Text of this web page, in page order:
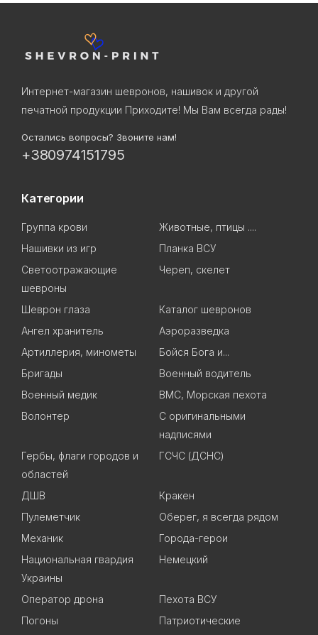
Интернет-магазин шевронов, нашивок и другой
печатной продукции Приходите! Мы Вам всегда рады!
Остались вопросы? Звоните нам!
+380974151795
Категории
Группа крови
Животные, птицы ....
Нашивки из игр
Планка ВСУ
Светоотражающие
шевроны
Череп, скелет
Шеврон глаза
Каталог шевронов
Ангел хранитель
Аэроразведка
Артиллерия, минометы
Бойся Бога и...
Бригады
Военный водитель
Военный медик
ВМС, Морская пехота
Волонтер
С оригинальными
надписями
Гербы, флаги городов и
областей
ГСЧС (ДСНС)
ДШВ
Кракен
Пулеметчик
Оберег, я всегда рядом
Механик
Города-герои
Национальная гвардия
Украины
Немецкий
Оператор дрона
Пехота ВСУ
Погоны
Патриотические